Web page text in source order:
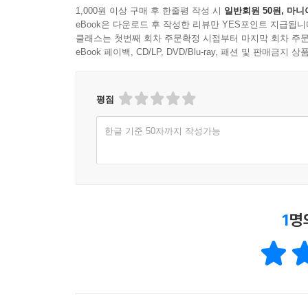
연구자들이 수집해온 ‘이주여성’의 인터뷰를 보
또한 있었다.
있는지를 다시 한번 되새기고, 그 차별적인 구조
있었다. 다루지 못한 지점도 많다. 성소수자, 노
작은 균열이 있고, 그 취약한 틈으로 감염은,
코로나19 팬데믹 3년, 울리지 못한 목소리를 그러
"영주권 취득한 태국 국적의 결혼 이주여성이었
1,000원 이상 구매 후 한줄평 작성 시 일반회원 50원, 마니
eBook은 다운로드 후 작성한 리뷰만 YES포인트 지급됩니
클래스는 첫번째 회차 주문확정 시점부터 마지막 회차 주
eBook 페이백, CD/LP, DVD/Blu-ray, 패션 및 판매금지 상
평점
한글 기준 50자까지 작성가능
1명